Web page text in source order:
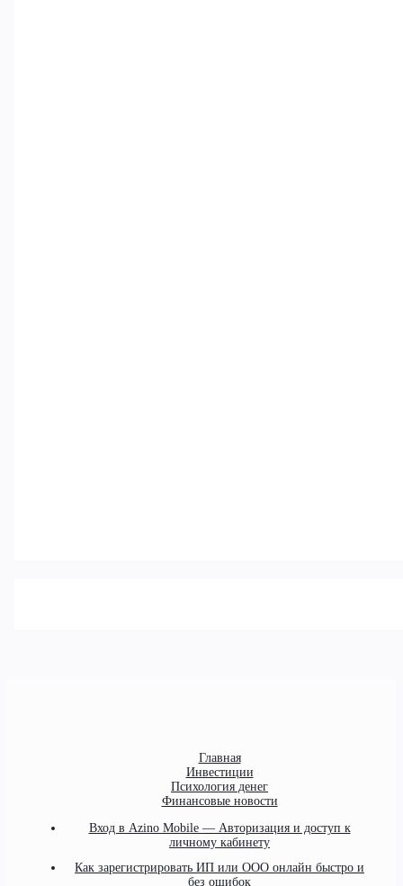
Главная
Инвестиции
Психология денег
Финансовые новости
Вход в Azino Mobile — Авторизация и доступ к
личному кабинету
Как зарегистрировать ИП или ООО онлайн быстро и
без ошибок